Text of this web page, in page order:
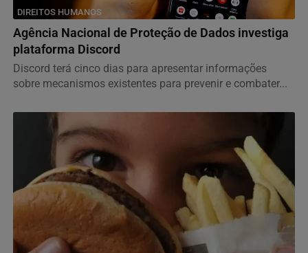
DIREITOS HUMANOS
Agência Nacional de Proteção de Dados investiga
plataforma Discord
Discord terá cinco dias para apresentar informações
sobre mecanismos existentes para prevenir e combater...